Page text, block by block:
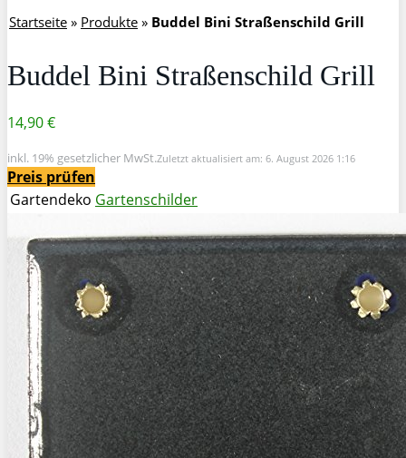
Startseite » Produkte » Buddel Bini Straßenschild Grill
Buddel Bini Straßenschild Grill
14,90 €
inkl. 19% gesetzlicher MwSt.Zuletzt aktualisiert am: 6. August 2026 1:16
Preis prüfen
Gartendeko Gartenschilder